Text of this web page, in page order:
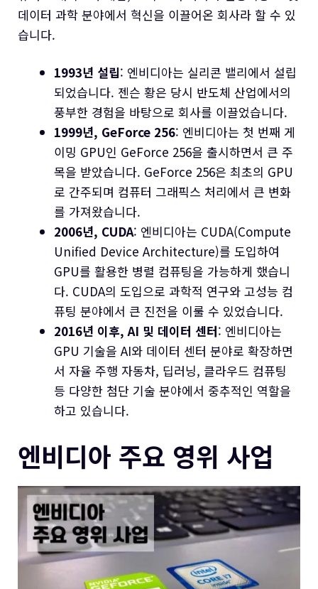
데이터 과학 분야에서 혁신을 이끌어온 회사라 할 수 있
습니다.
1993년 설립: 엔비디아는 실리콘 밸리에서 설립
되었습니다. 젠슨 황은 당시 반도체 산업에서의
풍부한 경험을 바탕으로 회사를 이끌었습니다.
1999년, GeForce 256: 엔비디아는 첫 번째 게
이밍 GPU인 GeForce 256을 출시하면서 큰 주
목을 받았습니다. GeForce 256은 최초의 GPU
로 간주되며 컴퓨터 그래픽스 처리에서 큰 변화
를 가져왔습니다.
2006년, CUDA: 엔비디아는 CUDA(Compute
Unified Device Architecture)를 도입하여
GPU를 활용한 병렬 컴퓨팅을 가능하게 했습니
다. CUDA의 도입으로 과학적 연구와 고성능 컴
퓨팅 분야에서 큰 진전을 이룰 수 있었습니다.
2016년 이후, AI 및 데이터 센터: 엔비디아는
GPU 기술을 AI와 데이터 센터 분야로 확장하면
서 자율 주행 자동차, 딥러닝, 클라우드 컴퓨팅
등 다양한 첨단 기술 분야에서 중추적인 역할을
하고 있습니다.
엔비디아 주요 영위 사업